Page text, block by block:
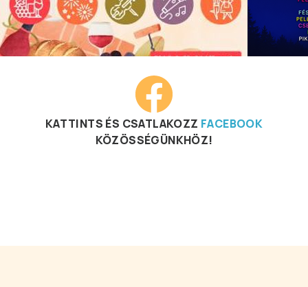
KATTINTS ÉS CSATLAKOZZ FACEBOOK
KÖZÖSSÉGÜNKHÖZ!